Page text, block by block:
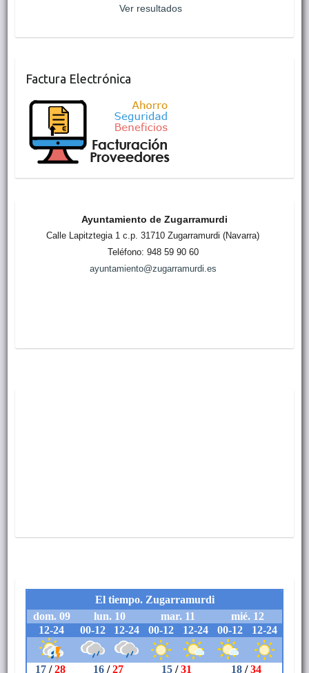
Ver resultados
Factura Electrónica
Ayuntamiento de Zugarramurdi
Calle Lapitztegia 1 c.p. 31710 Zugarramurdi (Navarra)
Teléfono: 948 59 90 60
ayuntamiento@zugarramurdi.es